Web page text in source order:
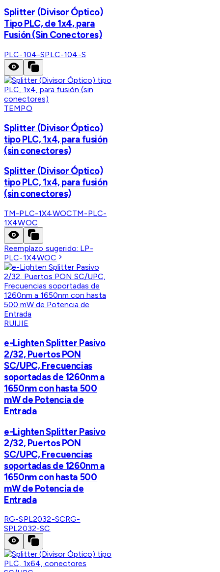
Splitter (Divisor Óptico)
Tipo PLC, de 1x4, para
Fusión (Sin Conectores)
PLC-104-SPLC-104-S
TEMPO
Splitter (Divisor Óptico)
tipo PLC, 1x4, para fusión
(sin conectores)
Splitter (Divisor Óptico)
tipo PLC, 1x4, para fusión
(sin conectores)
TM-PLC-1X4WOCTM-PLC-
1X4WOC
Reemplazo sugerido: LP-
PLC-1X4WOC
RUIJIE
e-Lighten Splitter Pasivo
2/32, Puertos PON
SC/UPC, Frecuencias
soportadas de 1260nm a
1650nm con hasta 500
mW de Potencia de
Entrada
e-Lighten Splitter Pasivo
2/32, Puertos PON
SC/UPC, Frecuencias
soportadas de 1260nm a
1650nm con hasta 500
mW de Potencia de
Entrada
RG-SPL2032-SCRG-
SPL2032-SC